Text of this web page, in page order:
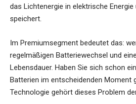
das Lichtenergie in elektrische
speichert.
Im Premiumsegment bedeutet das:
regelmäßigen Batteriewechsel und
Lebensdauer. Haben Sie sich schon
Batterien im entscheidenden Moment
Technologie gehört dieses Problem